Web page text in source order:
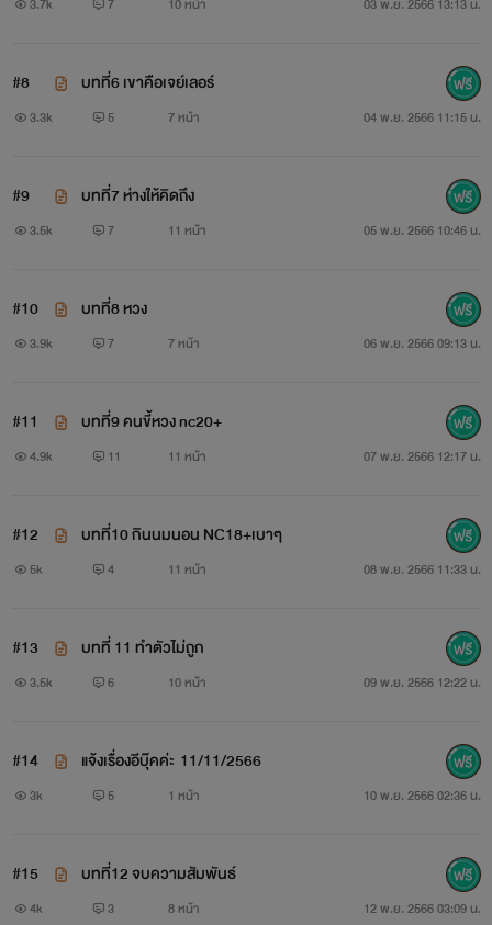
#8 บทที่6 เขาคือเจย์เลอร์
3.3k 5 7 หน้า 04 พ.ย. 2566 11:15 น.
#9 บทที่7 ห่างให้คิดถึง
3.5k 7 11 หน้า 05 พ.ย. 2566 10:46 น.
#10 บทที่8 หวง
3.9k 7 7 หน้า 06 พ.ย. 2566 09:13 น.
#11 บทที่9 คนขี้หวง nc20+
4.9k 11 11 หน้า 07 พ.ย. 2566 12:17 น.
#12 บทที่10 กินนมนอน NC18+เบาๆ
5k 4 11 หน้า 08 พ.ย. 2566 11:33 น.
#13 บทที่ 11 ทำตัวไม่ถูก
3.5k 6 10 หน้า 09 พ.ย. 2566 12:22 น.
#14 แจ้งเรื่องอีบุ๊คค่ะ 11/11/2566
3k 5 1 หน้า 10 พ.ย. 2566 02:36 น.
#15 บทที่12 จบความสัมพันธ์
4k 3 8 หน้า 12 พ.ย. 2566 03:09 น.